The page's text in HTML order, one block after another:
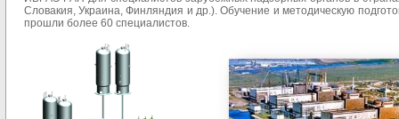
Словакия, Украина, Финляндия и др.). Обучение и методическую
прошли более 60 специалистов.